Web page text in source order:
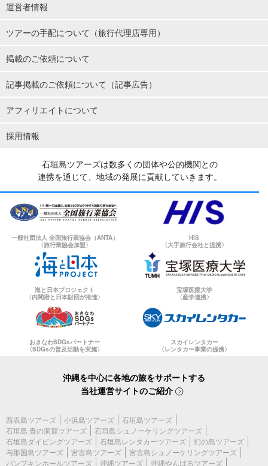
運営者情報
ツアーの手配について（旅行代理店専用）
掲載のご依頼について
記事掲載のご依頼について（記事広告）
アフィリエイトについて
採用情報
石垣島ツアーズは数多くの団体や公的機関との
連携を通じて、地域の発展に貢献していきます。
一般社団法人 全国旅行業協会（ANTA）
〈旅行業協会加盟〉
HIS
〈大手旅行会社と提携〉
海と日本プロジェクト
〈内閣府と日本財団が推進〉
宝塚医療大学
〈産学連携〉
おきなわSDGsパートナー
〈SDGsの普及活動を実施〉
スカイレンタカー
〈レンタカー事業の提携〉
沖縄を中心に各地の旅をサポートする
当社運営サイトのご紹介
西表島ツアーズ 小浜島ツアーズ
石垣島ツアーズ
石垣島 青の洞窟ツアーズ
石垣島シュノーケリングツアーズ
石垣島ダイビングツアーズ
石垣島レンタカーツアーズ
幻の島ツアーズ
与那国島ツアーズ
宮古島ツアーズ
宮古島シュノーケリングツアーズ
パンプキンホールツアーズ
沖縄ツアーズ 沖縄やんばるツアーズ